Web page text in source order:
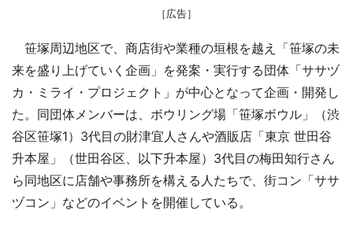
［広告］
笹塚周辺地区で、商店街や業種の垣根を越え「笹塚の未
来を盛り上げていく企画」を発案・実行する団体「ササヅ
カ・ミライ・プロジェクト」が中心となって企画・開発し
た。同団体メンバーは、ボウリング場「笹塚ボウル」（渋
谷区笹塚1）3代目の財津宜人さんや酒販店「東京 世田谷
升本屋」（世田谷区、以下升本屋）3代目の梅田知行さん
ら同地区に店舗や事務所を構える人たちで、街コン「ササ
ヅコン」などのイベントを開催している。